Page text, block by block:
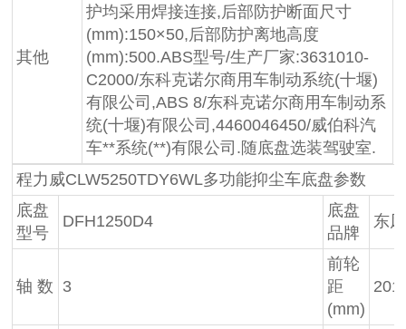
其他
护均采用焊接连接,后部防护断面尺寸
(mm):150×50,后部防护离地高度
(mm):500.ABS型号/生产厂家:3631010-
C2000/东科克诺尔商用车制动系统(十堰)
有限公司,ABS 8/东科克诺尔商用车制动系
统(十堰)有限公司,4460046450/威伯科汽
车**系统(**)有限公司.随底盘选装驾驶室.
程力威CLW5250TDY6WL多功能抑尘车底盘参数
底盘
型号
DFH1250D4
底盘
品牌
东
轴 数 3
前轮
距
(mm)